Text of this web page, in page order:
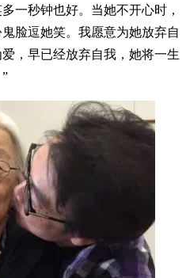
一秒钟也好。当她不开心时，
脸逗她笑。我愿意为她放弃自
，早已经放弃自我，她将一生